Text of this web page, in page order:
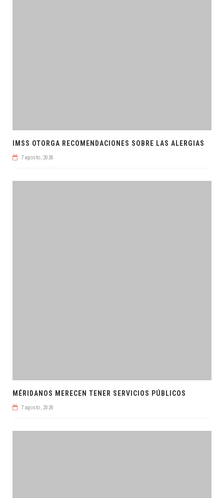
IMSS OTORGA RECOMENDACIONES SOBRE LAS ALERGIAS
7 agosto, 2026
MÉRIDANOS MERECEN TENER SERVICIOS PÚBLICOS
7 agosto, 2026